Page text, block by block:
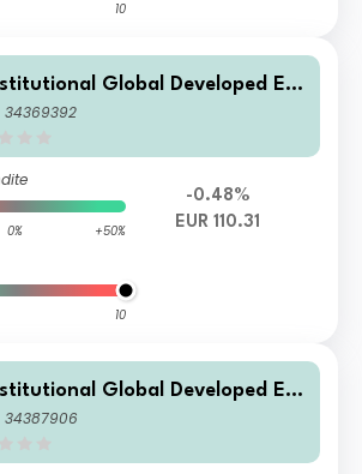
10
Global Developed Eq
EUR Unhedged Class
34369392
0% +50%
10
-0.48%
EUR 110.31
Global Developed Eq
B USD
34387906